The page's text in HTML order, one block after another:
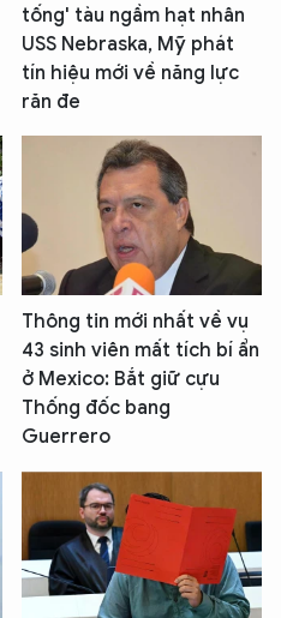
tống' tàu ngầm hạt nhân
USS Nebraska, Mỹ phát
tín hiệu mới về năng lực
răn đe
Thông tin mới nhất về vụ
43 sinh viên mất tích bí ẩn
ở Mexico: Bắt giữ cựu
Thống đốc bang
Guerrero